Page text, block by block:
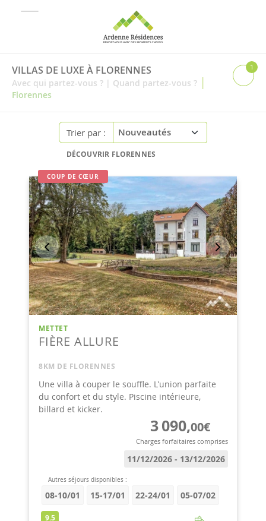
VILLAS DE LUXE À FLORENNES
Avec qui partez-vous ? | Quand partez-vous ? |
Florennes
1
Trier par :
DÉCOUVRIR FLORENNES